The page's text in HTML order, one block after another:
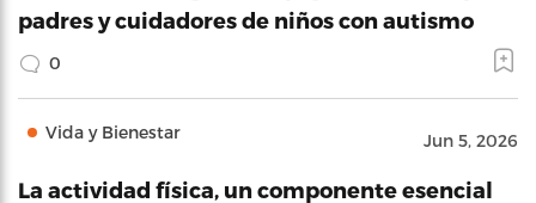
padres y cuidadores de niños con autismo
0
Vida y Bienestar Jun 5, 2026
La actividad física, un componente esencial